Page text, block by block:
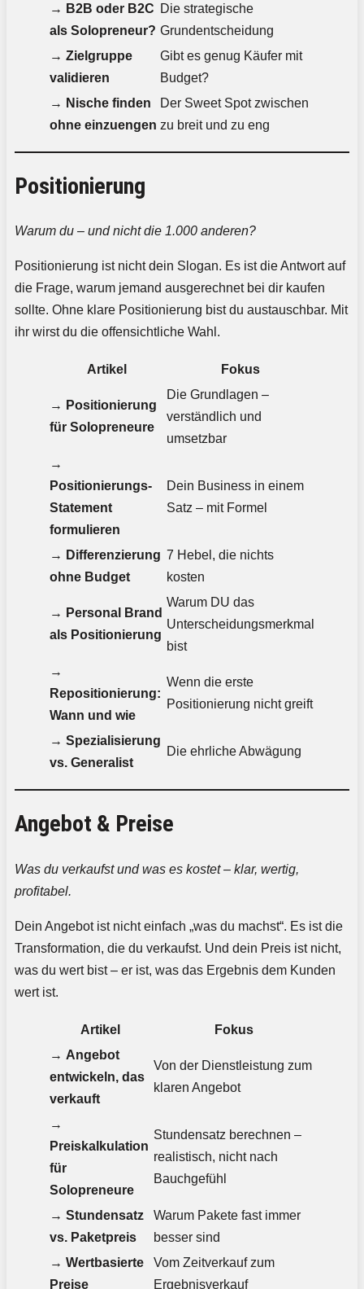
→ B2B oder B2C
als Solopreneur?
Die strategische
Grundentscheidung
→ Zielgruppe
validieren
Gibt es genug Käufer mit
Budget?
→ Nische finden
ohne einzuengen
Der Sweet Spot zwischen
zu breit und zu eng
Positionierung
Warum du – und nicht die 1.000 anderen?
Positionierung ist nicht dein Slogan. Es ist die Antwort auf
die Frage, warum jemand ausgerechnet bei dir kaufen
sollte. Ohne klare Positionierung bist du austauschbar. Mit
ihr wirst du die offensichtliche Wahl.
Artikel Fokus
→ Positionierung
für Solopreneure
Die Grundlagen –
verständlich und
umsetzbar
→
Positionierungs-
Statement
formulieren
Dein Business in einem
Satz – mit Formel
→ Differenzierung
ohne Budget
7 Hebel, die nichts
kosten
→ Personal Brand
als Positionierung
Warum DU das
Unterscheidungsmerkmal
bist
→
Repositionierung:
Wann und wie
Wenn die erste
Positionierung nicht greift
→ Spezialisierung
vs. Generalist
Die ehrliche Abwägung
Angebot & Preise
Was du verkaufst und was es kostet – klar, wertig,
profitabel.
Dein Angebot ist nicht einfach „was du machst“. Es ist die
Transformation, die du verkaufst. Und dein Preis ist nicht,
was du wert bist – er ist, was das Ergebnis dem Kunden
wert ist.
Artikel
Fokus
→ Angebot
entwickeln, das
verkauft
Von der Dienstleistung zum
klaren Angebot
→
Preiskalkulation
für
Solopreneure
Stundensatz berechnen –
realistisch, nicht nach
Bauchgefühl
→ Stundensatz
vs. Paketpreis
Warum Pakete fast immer
besser sind
→ Wertbasierte
Preise
Vom Zeitverkauf zum
Ergebnisverkauf